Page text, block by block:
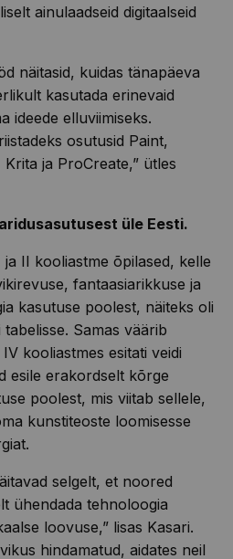
ainulaadseid digitaalseid
näitasid, kuidas tänapäeva
kasutada erinevaid
ideede elluviimiseks.
osutusid Paint,
ja ProCreate,” ütles
üle Eesti.
ja II kooliastme õpilased, kelle
fantaasiarikkuse ja
kasutuse poolest, näiteks oli
Samas väärib
kooliastmes esitati veidi
esile erakordselt kõrge
poolest, mis viitab sellele,
kunstiteoste loomisesse
selgelt, et noored
ühendada tehnoloogia
loovuse,” lisas Kasari.
hindamatud, aidates neil